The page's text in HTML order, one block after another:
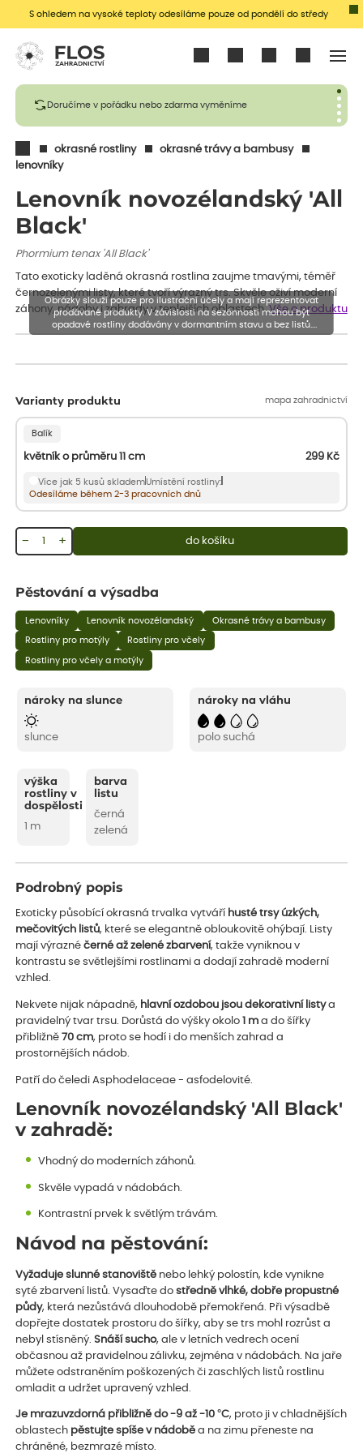
S ohledem na vysoké teploty odesíláme pouze od pondělí do středy
Doručíme v pořádku nebo zdarma vyměníme
okrasné rostliny
okrasné trávy a bambusy
lenovníky
Lenovník novozélandský 'All
Black'
Phormium tenax 'All Black'
Tato exoticky laděná okrasná rostlina zaujme tmavými, téměř
černozelenými listy, které tvoří výrazný trs. Skvěle oživí moderní
záhony, nádoby i zahrady v teplejších oblastech. Vše o produktu
Varianty produktu mapa zahradnictví
Balík
květník o průměru 11 cm 299 Kč
Více jak 5 kusů sklademUmístění rostliny:
Odesíláme během 2-3 pracovních dnů
+
− do košíku
Obrázky slouží pouze pro ilustrační účely a mají reprezentovat
prodávané produkty. V závislosti na sezónnosti mohou být
opadavé rostliny dodávány v dormantním stavu a bez listů.
Rostliny mohou být také sestřiženy níže, než je uvedená výška,
Pěstování a výsadba
Lenovníky Lenovník novozélandský Okrasné trávy a bambusy
Rostliny pro motýly Rostliny pro včely
Rostliny pro včely a motýly
nároky na slunce
slunce
nároky na vláhu
polo suchá
výška
rostliny v
dospělosti
1 m
barva
listu
černá
zelená
Podrobný popis
Exoticky působící okrasná trvalka vytváří husté trsy úzkých,
mečovitých listů, které se elegantně obloukovitě ohýbají. Listy
mají výraznéčerné až zelené zbarvení, takže vyniknou v
kontrastu se světlejšími rostlinami a dodají zahradě moderní
vzhled.
Nekvete nijak nápadně, hlavní ozdobou jsou dekorativní listya
pravidelný tvar trsu. Dorůstá do výšky okolo1 m a do šířky
přibližně70 cm, proto se hodí i do menších zahrad a
prostornějších nádob.
Patří do čeledi Asphodelaceae - asfodelovité.
Lenovník novozélandský 'All Black'
v zahradě:
Vhodný do moderních záhonů.
Skvěle vypadá v nádobách.
Kontrastní prvek k světlým trávám.
Návod na pěstování:
Vyžaduje slunné stanoviště nebo lehký polostín, kde vynikne
syté zbarvení listů. Vysaďte dostředně vlhké, dobře propustné
půdy, která nezůstává dlouhodobě přemokřená. Při výsadbě
dopřejte dostatek prostoru do šířky, aby se trs mohl rozrůst a
nebyl stísněný.Snáší sucho, ale v letních vedrech ocení
občasnou až pravidelnou zálivku, zejména v nádobách. Na jaře
můžete odstraněním poškozených či zaschlých listů rostlinu
omladit a udržet upravený vzhled.
Je mrazuvzdorná přibližně do -9 až -10 °C, proto ji v chladnějších
oblastech pěstujte spíše v nádobě a na zimu přeneste na
chráněné, bezmrazé místo.